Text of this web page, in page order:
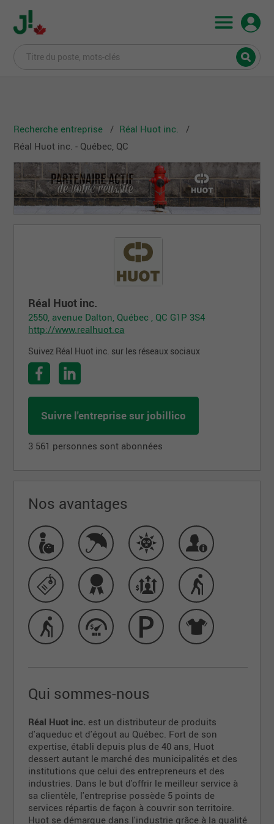
Recherche entreprise
Réal Huot inc.
Réal Huot inc. - Québec, QC
Réal Huot inc.
2550, avenue Dalton, Québec , QC G1P 3S4
http://www.realhuot.ca
Suivez Réal Huot inc. sur les réseaux sociaux
Suivre l'entreprise sur jobillico
3 561 personnes sont abonnées
Nos avantages
Qui sommes-nous
Réal Huot inc. est un distributeur de produits
d'aqueduc et d'égout au Québec. Fort de son
expertise, établi depuis plus de 40 ans, Huot
dessert autant le marché des municipalités et des
institutions que celui des entrepreneurs et des
industries. Dans le but d'offrir le meilleur service à
sa clientèle, l'entreprise possède 5 points de
services répartis de façon à couvrir son territoire.
Huot se démarque dans l'industrie grâce à la qualité